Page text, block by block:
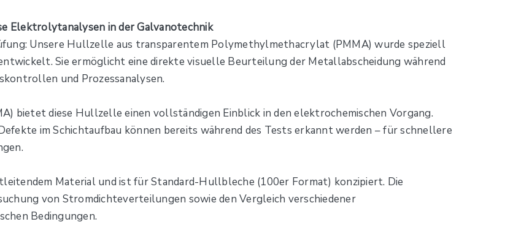
Elektrolytanalysen in der Galvanotechnik
Unsere Hullzelle aus transparentem Polymethylmethacrylat (PMMA) wurde speziell
Sie ermöglicht eine direkte visuelle Beurteilung der Metallabscheidung während
und Prozessanalysen.
bietet diese Hullzelle einen vollständigen Einblick in den elektrochemischen Vorgang.
im Schichtaufbau können bereits während des Tests erkannt werden – für schnellere
Material und ist für Standard-Hullbleche (100er Format) konzipiert. Die
von Stromdichteverteilungen sowie den Vergleich verschiedener
Bedingungen.